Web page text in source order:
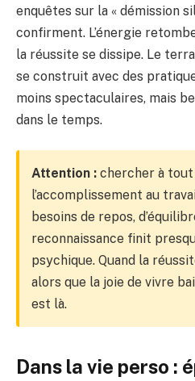
enquêtes sur la « démission
confirment. L’énergie
la réussite se dissipe. Le
se construit avec des
moins spectaculaires, mais
dans le temps.
Attention : chercher à
l’accomplissement au
besoins de repos,
reconnaissance finit
psychique. Quand la
alors que la joie de vivre
est là.
Dans la vie perso :